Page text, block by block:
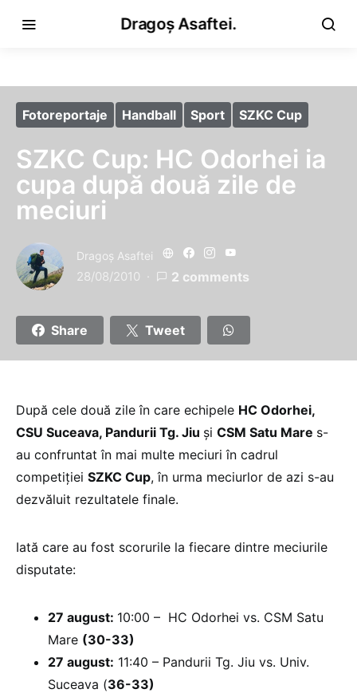
Dragoș Asaftei.
Fotoreportaje Handball Sport SZKC Cup
SZKC Cup: HC Odorhei ia
cupa după două zile de
meciuri
Dragoş Asaftei
28/08/2010 2 comments
Share Tweet
După cele două zile în care echipele HC Odorhei,
CSU Suceava, Pandurii Tg. Jiu şi CSM Satu Mare s-
au confruntat în mai multe meciuri în cadrul
competiţiei SZKC Cup, în urma meciurlor de azi s-au
dezvăluit rezultatele finale.
Iată care au fost scorurile la fiecare dintre meciurile
disputate:
27 august: 10:00 – HC Odorhei vs. CSM Satu
Mare (30-33)
27 august: 11:40 – Pandurii Tg. Jiu vs. Univ.
Suceava (36-33)